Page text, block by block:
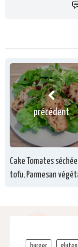
précédent
Cake Tomates
tofu, Parmesan